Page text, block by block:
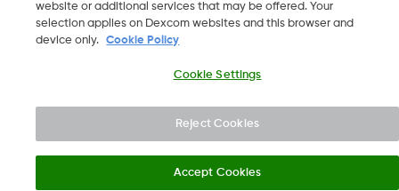
BG
Промяна на регион
website or additional services that may be offered. Your
selection applies on Dexcom websites and this browser and
device only.
Cookie Policy
Cookie Settings
Reject Cookies
Accept Cookies